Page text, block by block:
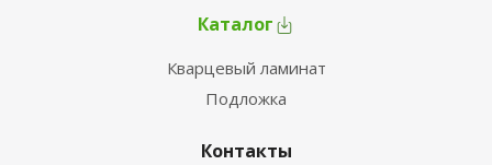
Каталог
Кварцевый ламинат
Подложка
Контакты